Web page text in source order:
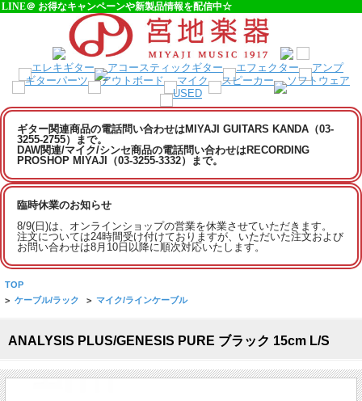
LINE＠ お得なキャンペーンや新製品情報を配信中☆
ギター関連商品の電話問い合わせはMIYAJI GUITARS KANDA（03-
3255-2755）まで。
DAW関連/マイク/シンセ商品の電話問い合わせはRECORDING
PROSHOP MIYAJI（03-3255-3332）まで。
臨時休業のお知らせ
8/9(日)は、オンラインショップの営業を休業させていただきます。
注文については24時間受け付けておりますが、いただいた注文および
お問い合わせは8月10日以降に順次対応いたします。
TOP
> ケーブル/ラック > マイク/ラインケーブル
ANALYSIS PLUS/GENESIS PURE ブラック 15cm L/S